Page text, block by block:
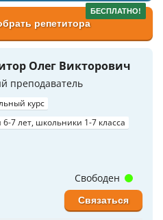
БЕСПЛАТНО!
репетитора
Олег Викторович
преподаватель
курс
6-7 лет, школьники 1-7 класса
Свободен
Связаться